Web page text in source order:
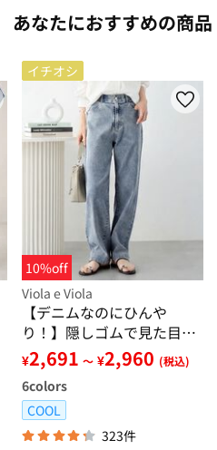
あなたにおすすめの商品
イチオシ
10%off
Viola e Viola
【デニムなのにひんや
り！】隠しゴムで見た目す
っきり！ストレッチ楽ちん
デニム
¥2,691 ～ ¥2,960 (税込)
6colors
COOL
323件